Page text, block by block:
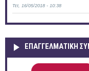
Τετ, 16/05/2018 - 10:38
ΕΠΑΓΓΕΛΜΑΤΙΚΉ